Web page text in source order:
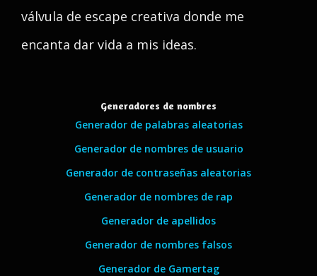
válvula de escape creativa donde me
encanta dar vida a mis ideas.
Generadores de nombres
Generador de palabras aleatorias
Generador de nombres de usuario
Generador de contraseñas aleatorias
Generador de nombres de rap
Generador de apellidos
Generador de nombres falsos
Generador de Gamertag